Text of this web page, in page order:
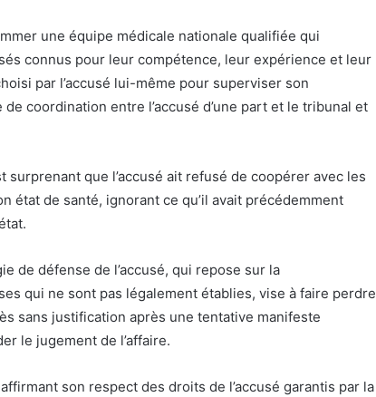
une équipe médicale nationale qualifiée qui
connus pour leur compétence, leur expérience et leur
par l’accusé lui-même pour superviser son
coordination entre l’accusé d’une part et le tribunal et
que l’accusé ait refusé de coopérer avec les
état de santé, ignorant ce qu’il avait précédemment
de défense de l’accusé, qui repose sur la
qui ne sont pas légalement établies, vise à faire perdre
sans justification après une tentative manifeste
le jugement de l’affaire.
son respect des droits de l’accusé garantis par la